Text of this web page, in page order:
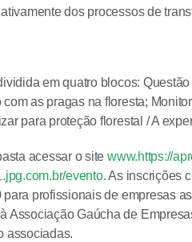
dos processos de
em quatro blocos:
as pragas na floresta;
para proteção florestal / A
acessar o site www.https://
evento. As inscrições
profissionais de empresas
Associação Gaúcha de
associadas.